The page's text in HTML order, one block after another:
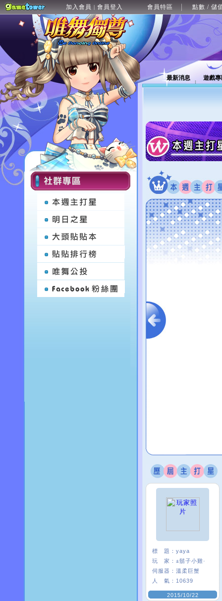
加入會員 | 會員登入 會員特區 點數 / 儲
最新消息 遊戲
標 題： yaya
玩 家： ±鬍子小雞·
伺服器： 溫柔巨蟹
人 氣： 10639
2015/10/22